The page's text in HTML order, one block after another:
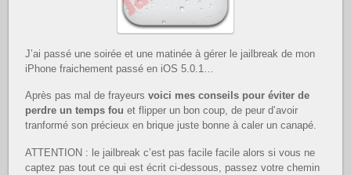
J’ai passé une soirée et une matinée à gérer le jailbreak de mon
iPhone fraichement passé en iOS 5.0.1…
Après pas mal de frayeursvoici mes conseils pour éviter de
perdre un temps fou et flipper un bon coup, de peur d’avoir
tranformé son précieux en brique juste bonne à caler un canapé.
ATTENTION : le jailbreak c’est pas facile facile alors si vous ne
captez pas tout ce qui est écrit ci-dessous, passez votre chemin